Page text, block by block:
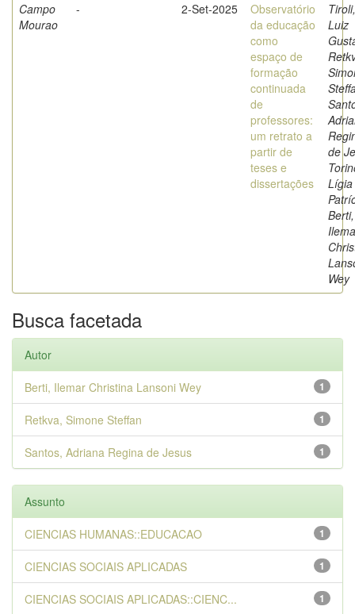
Campo
Mourao
- 2-Set-2025
Observatório
da educação
como
espaço de
formação
continuada
de
professores:
um retrato a
partir de
teses e
dissertações
Tiroli,
Luiz
de
Lígia
Berti,
Wey
Busca facetada
Autor
1
Berti, Ilemar Christina Lansoni Wey
1
Retkva, Simone Steffan
1
Santos, Adriana Regina de Jesus
Assunto
1
CIENCIAS HUMANAS::EDUCACAO
1
CIENCIAS SOCIAIS APLICADAS
1
CIENCIAS SOCIAIS APLICADAS::CIENC...